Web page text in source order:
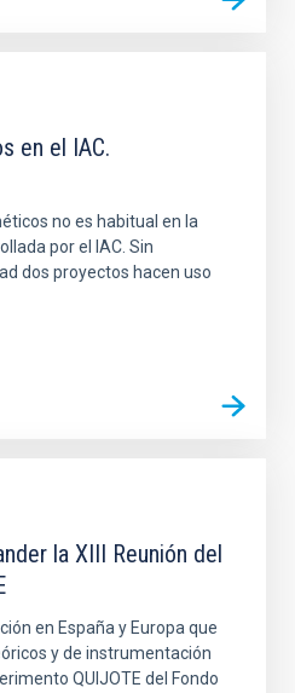
en el IAC.
no es habitual en la
por el IAC. Sin
dos proyectos hacen uso
la XIII Reunión del
en España y Europa que
y de instrumentación
QUIJOTE del Fondo